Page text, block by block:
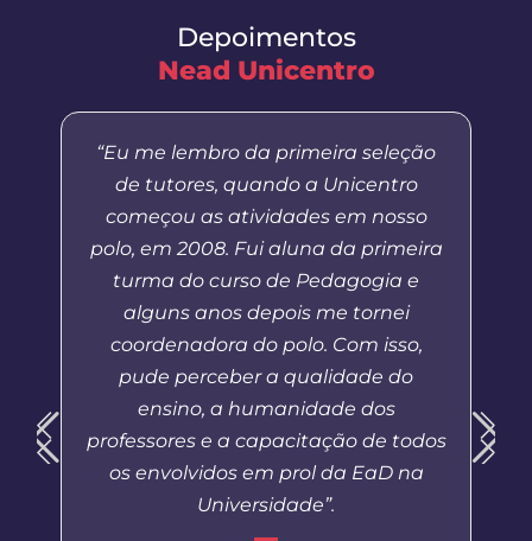
Depoimentos
Nead Unicentro
“Eu me lembro da primeira seleção
de tutores, quando a Unicentro
começou as atividades em nosso
polo, em 2008. Fui aluna da primeira
turma do curso de Pedagogia e
alguns anos depois me tornei
coordenadora do polo. Com isso,
pude perceber a qualidade do
ensino, a humanidade dos
professores e a capacitação de todos
os envolvidos em prol da EaD na
Universidade”.